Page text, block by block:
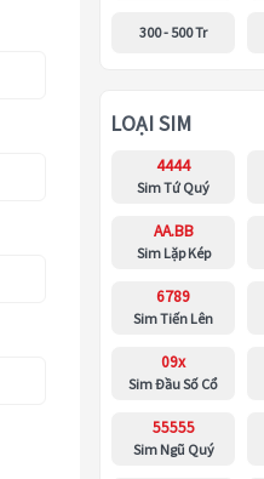
300 - 500 Tr
LOẠI SIM
4444
Sim Tứ Quý
AA.BB
Sim Lặp Kép
6789
Sim Tiến Lên
09x
Sim Đầu Số Cổ
55555
Sim Ngũ Quý